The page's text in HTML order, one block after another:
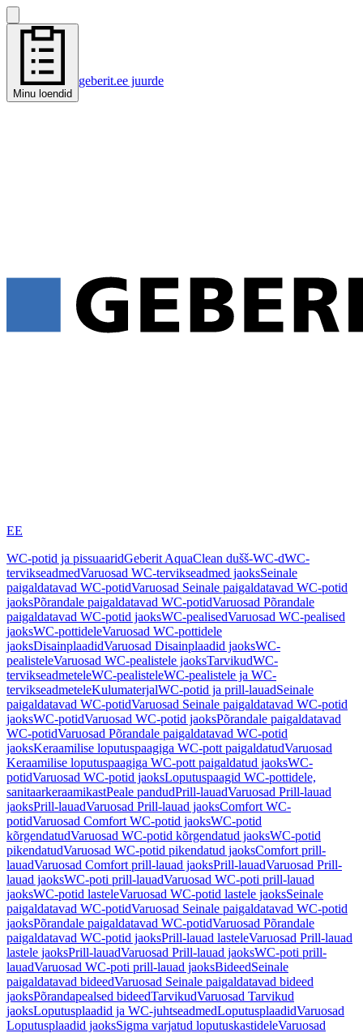
Minu loendid
geberit.ee juurde
EE
WC-potid ja pissuaaridGeberit AquaClean dušš-WC-dWC-
tervikseadmedVaruosad WC-tervikseadmed jaoksSeinale
paigaldatavad WC-potidVaruosad Seinale paigaldatavad WC-potid
jaoksPõrandale paigaldatavad WC-potidVaruosad Põrandale
paigaldatavad WC-potid jaoksWC-pealisedVaruosad WC-pealised
jaoksWC-pottideleVaruosad WC-pottidele
jaoksDisainplaadidVaruosad Disainplaadid jaoksWC-
pealisteleVaruosad WC-pealistele jaoksTarvikudWC-
tervikseadmeteleWC-pealisteleWC-pealistele ja WC-
tervikseadmeteleKulumaterjalWC-potid ja prill-lauadSeinale
paigaldatavad WC-potidVaruosad Seinale paigaldatavad WC-potid
jaoksWC-potidVaruosad WC-potid jaoksPõrandale paigaldatavad
WC-potidVaruosad Põrandale paigaldatavad WC-potid
jaoksKeraamilise loputuspaagiga WC-pott paigaldatudVaruosad
Keraamilise loputuspaagiga WC-pott paigaldatud jaoksWC-
potidVaruosad WC-potid jaoksLoputuspaagid WC-pottidele,
sanitaarkeraamikastPeale pandudPrill-lauadVaruosad Prill-lauad
jaoksPrill-lauadVaruosad Prill-lauad jaoksComfort WC-
potidVaruosad Comfort WC-potid jaoksWC-potid
kõrgendatudVaruosad WC-potid kõrgendatud jaoksWC-potid
pikendatudVaruosad WC-potid pikendatud jaoksComfort prill-
lauadVaruosad Comfort prill-lauad jaoksPrill-lauadVaruosad Prill-
lauad jaoksWC-poti prill-lauadVaruosad WC-poti prill-lauad
jaoksWC-potid lasteleVaruosad WC-potid lastele jaoksSeinale
paigaldatavad WC-potidVaruosad Seinale paigaldatavad WC-potid
jaoksPõrandale paigaldatavad WC-potidVaruosad Põrandale
paigaldatavad WC-potid jaoksPrill-lauad lasteleVaruosad Prill-lauad
lastele jaoksPrill-lauadVaruosad Prill-lauad jaoksWC-poti prill-
lauadVaruosad WC-poti prill-lauad jaoksBideedSeinale
paigaldatavad bideedVaruosad Seinale paigaldatavad bideed
jaoksPõrandapealsed bideedTarvikudVaruosad Tarvikud
jaoksLoputusplaadid ja WC-juhtseadmedLoputusplaadidVaruosad
Loputusplaadid jaoksSigma varjatud loputuskastideleVaruosad